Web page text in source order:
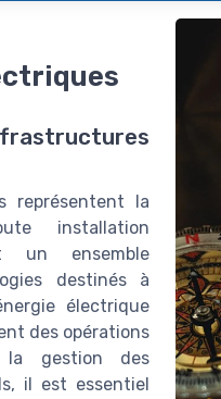
représentent la
installation
un ensemble
destinés à
électrique
des opérations
la gestion des
il est essentiel